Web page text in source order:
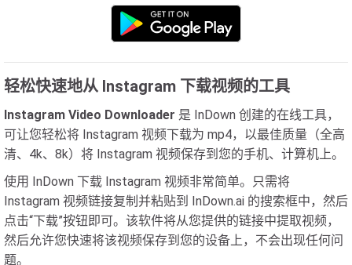
轻松快速地从 Instagram 下载视频的工具
Instagram Video Downloader 是 InDown 创建的在线工具，
可让您轻松将 Instagram 视频下载为 mp4，以最佳质量（全高
清、4k、8k）将 Instagram 视频保存到您的手机、计算机上。
使用 InDown 下载 Instagram 视频非常简单。只需将
Instagram 视频链接复制并粘贴到 InDown.ai 的搜索框中，然后
点击“下载”按钮即可。该软件将从您提供的链接中提取视频，
然后允许您快速将该视频保存到您的设备上，不会出现任何问
题。